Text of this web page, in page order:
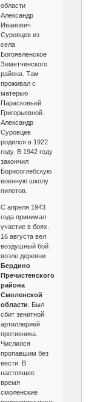
области
Александр
Иванович
Суровцев из
села
Богоявленское
Земетчинского
района. Там
проживал с
матерью
Парасковьей
Григорьевной.
Александр
Суровцев
родился в 1922
году. В 1942 году
закончил
Борисоглебскую
военную школу
пилотов.
С апреля 1943
года принимал
участие в боях.
16 августа вел
воздушный бой
возле деревни
Бердино
Пречистенского
района
Смоленской
области . Был
сбит зенитной
артиллерией
противника.
Числился
пропавшим без
вести. В
настоящее
время
смоленские